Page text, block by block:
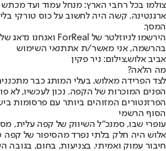
צולמו בכל רחבי הארץ: מנחל עמוד ועד מכתש
ארגנטינה. קשה היה לחשוב על כוס טורקי
המסך.
הירשמו לניוזלטר של ForReal ואנחנו נדאג שלא תפספסו שום דבר חשוב!
בהרשמה, אני מאשר/ת אתתנאי השימוש
אביב אלוש,צילום: ניר פקין
מה הלאה?
לצד הפרידה מאלוש, בעלי המותג כבר
הפנים המוכרות של הקפה. נכון לעכשיו, לא
הפרזנטורים המזוהים ביותר עם פרסומות
הסוף הרשמי
עופרי שבו, סמנכ"ל השיווק של קפה עלית,
אלוש היה חלק בלתי נפרד מהסיפור של קפה
חיבור עמוק ואמיתי. בצניעות, בחום, בגובה